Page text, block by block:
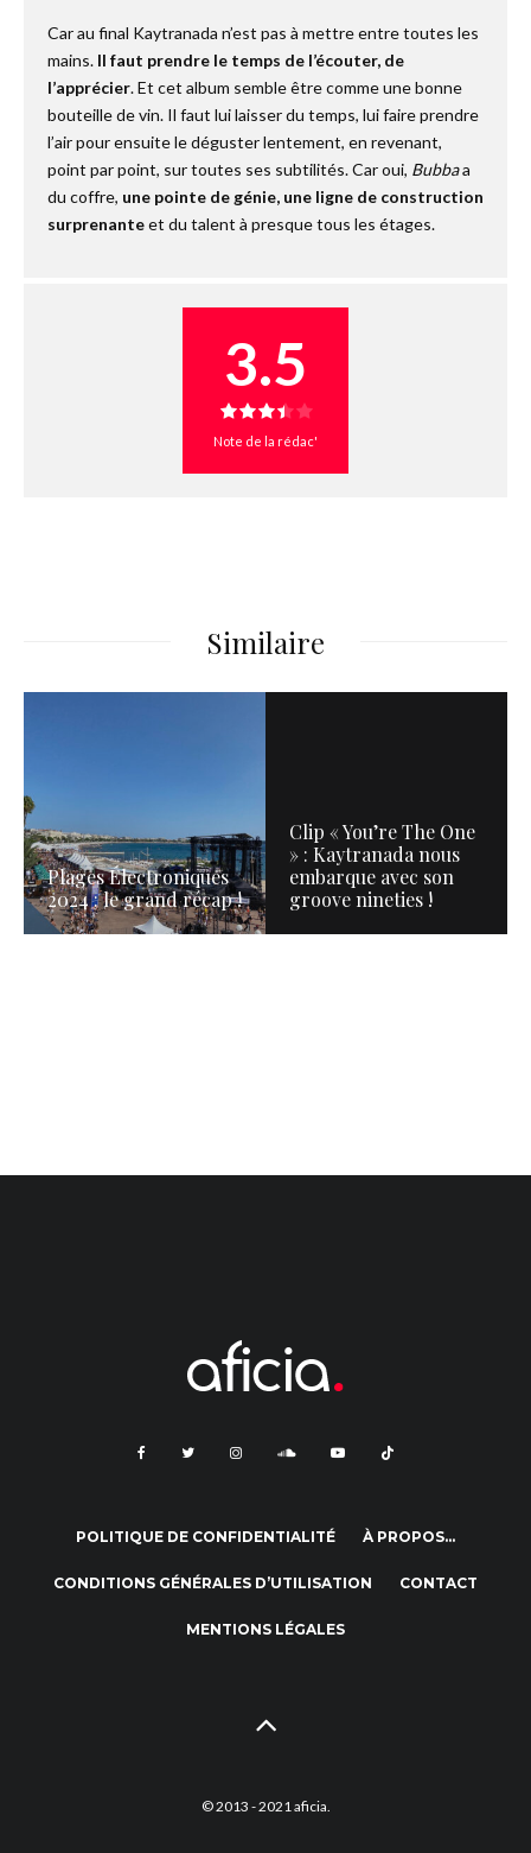
Car au final Kaytranada n’est pas à mettre entre toutes les
mains. Il faut prendre le temps de l’écouter, de
l’apprécier. Et cet album semble être comme une bonne
bouteille de vin. Il faut lui laisser du temps, lui faire prendre
l’air pour ensuite le déguster lentement, en revenant,
point par point, sur toutes ses subtilités. Car oui, Bubbaa
du coffre, une pointe de génie, une ligne de construction
surprenanteet du talent à presque tous les étages.
3.5
Note de la rédac'
Similaire
Plages Électroniques
2024 : le grand récap !
Clip « You’re The One
» : Kaytranada nous
embarque avec son
groove nineties !
POLITIQUE DE CONFIDENTIALITÉ À PROPOS…
CONDITIONS GÉNÉRALES D’UTILISATION CONTACT
MENTIONS LÉGALES
© 2013 - 2021 aficia.